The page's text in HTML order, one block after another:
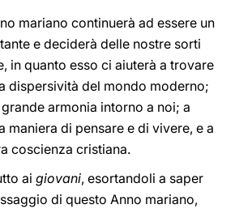
mariano continuerà ad essere un
e deciderà delle nostre sorti
in quanto esso ci aiuterà a trovare
dispersività del mondo moderno;
armonia intorno a noi; a
maniera di pensare e di vivere, e a
coscienza cristiana.
ai giovani, esortandoli a saper
di questo Anno mariano,